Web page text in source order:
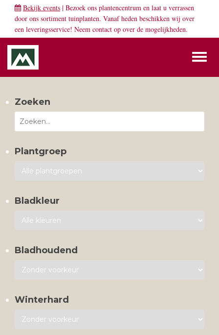
Bekijk events | Bezoek ons plantencentrum en laat u verrassen
door ons sortiment tuinplanten. Vanaf heden beschikken wij over
een leveringsservice! Neem contact op over de mogelijkheden.
Zoeken
Plantgroep
Bladkleur
Bladhoudend
Winterhard